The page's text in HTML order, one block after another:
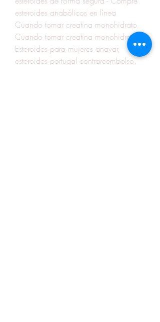
esteroides anabólicos en línea
Cuando tomar creatina monohidrato
Cuando tomar creatina monohidrato
Esteroides para mujeres anavar,
esteroides portugal contrareembolso,